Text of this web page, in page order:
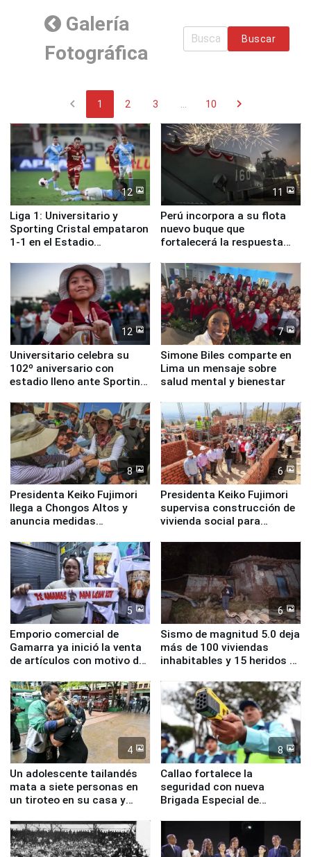
Galería
Fotográfica
Buscar
chevron_left 1 2 3 10 chevron_right
12
Liga 1: Universitario y
Sporting Cristal empataron
1-1 en el Estadio
11
Perú incorpora a su flota
nuevo buque que
fortalecerá la respuesta
12
Universitario celebra su
102º aniversario con
estadio lleno ante Sporting
7
Simone Biles comparte en
Lima un mensaje sobre
salud mental y bienestar
8
Presidenta Keiko Fujimori
llega a Chongos Altos y
anuncia medidas
educación, salud y empleo
6
Presidenta Keiko Fujimori
supervisa construcción de
vivienda social para
5
Emporio comercial de
Gamarra ya inició la venta
de artículos con motivo de
6
Sismo de magnitud 5.0 deja
más de 100 viviendas
inhabitables y 15 heridos en
4
Un adolescente tailandés
mata a siete personas en
un tiroteo en su casa y
8
Callao fortalece la
seguridad con nueva
Brigada Especial de
equipamiento para
Serenazgo